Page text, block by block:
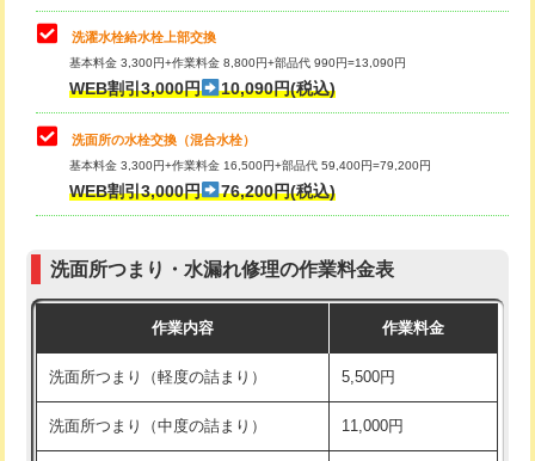
排水管工事（追加 排水管工事/3ｍ超
え）
マス交換（土の掘削・埋め戻し作業）
マス交換（深さ50㎝未満）
マス交換（深さ50㎝以上）
モルタル補修（厚さ10㎝まで） 27,500円
モルタル補修（厚さ10㎝超え） 38,500円
洗面台設置 38,500円
交換・取付（タンク）
交換・取付(単水栓（壁付・デッキ
式）)
交換・取付(混合水栓（壁付・デッキ
式・ワンホール）)
16,500円+材料費
（P/S/ポップアップ））
交換・取付（その他部品） 11,000円+材料費
持込商品取付（単水栓） 13,200円
持込商品取付（混合水栓） 16,500円
持込商品取付（浄水器・分岐水栓） 16,500円
洗濯水栓給水栓上部交換
基本料金 3,300円+作業料金 8,800円+部品代 990円=13,090円
WEB割引3,000円 10,090円(税込)
洗面所の水栓交換（混合水栓）
基本料金 3,300円+作業料金 16,500円+部品代 59,400円=79,200円
WEB割引3,000円 76,200円(税込)
洗面所つまり・水漏れ修理の作業料金表
作業内容 作業料金
洗面所つまり（軽度の詰まり） 5,500円
洗面所つまり（中度の詰まり） 11,000円